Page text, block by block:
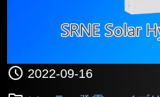
2022-09-16